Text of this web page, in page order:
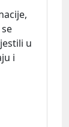
u
i